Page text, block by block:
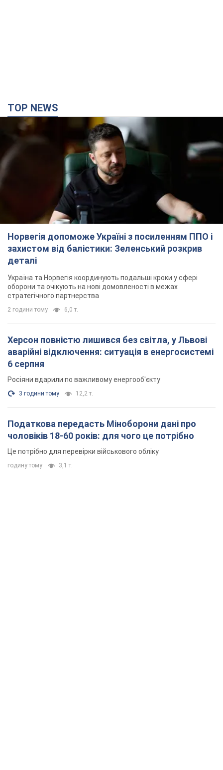
TOP NEWS
Норвегія допоможе Україні з посиленням ППО і
захистом від балістики: Зеленський розкрив
деталі
Україна та Норвегія координують подальші кроки у сфері
оборони та очікують на нові домовленості в межах
стратегічного партнерства
2 години тому 6,0 т.
Херсон повністю лишився без світла, у Львові
аварійні відключення: ситуація в енергосистемі
6 серпня
Росіяни вдарили по важливому енергооб'єкту
3 години тому 12,2 т.
Податкова передасть Міноборони дані про
чоловіків 18-60 років: для чого це потрібно
Це потрібно для перевірки військового обліку
годину тому 3,1 т.